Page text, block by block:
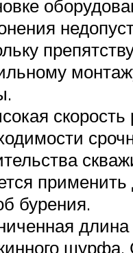
скорость
применить
бурения.
длина
шурфа.